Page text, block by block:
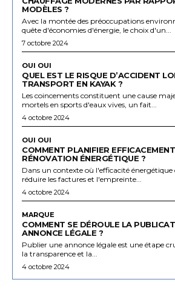
MODÈLES ?
Avec la montée des préoccupations
quête d'économies d'énergie, le choix d'un...
7 octobre 2024
OUI OUI
QUEL EST LE RISQUE D’ACCIDENT
TRANSPORT EN KAYAK ?
Les coincements constituent une cause
mortels en sports d'eaux vives, un fait...
4 octobre 2024
OUI OUI
COMMENT PLANIFIER
RÉNOVATION ÉNERGÉTIQUE ?
Dans un contexte où l'efficacité
réduire les factures et l'empreinte...
4 octobre 2024
MARQUE
COMMENT SE DÉROULE LA
ANNONCE LÉGALE ?
Publier une annonce légale est une étape
la transparence et la...
4 octobre 2024